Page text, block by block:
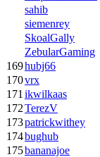
sahib
siemenrey
SkoalGally
ZebularGaming
169hubj66
170vrx
171 ikwilkaas
172TerezV
173patrickwithey
174bughub
175bananajoe